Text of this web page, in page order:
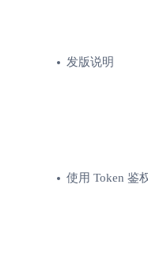
发版说明
使用 Token 鉴